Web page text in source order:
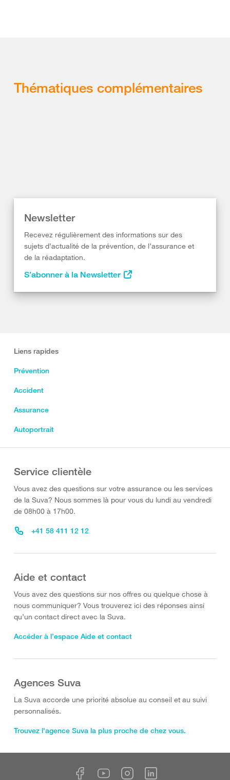
Thématiques complémentaires
Newsletter
Recevez régulièrement des informations sur des
sujets d’actualité de la prévention, de l’assurance et
de la réadaptation.
S’abonner à la Newsletter
Liens rapides
Prévention
Accident
Assurance
Autoportrait
Service clientèle
Vous avez des questions sur votre assurance ou les services
de la Suva? Nous sommes là pour vous du lundi au vendredi
de 08h00 à 17h00.
+41 58 411 12 12
Aide et contact
Vous avez des questions sur nos offres ou quelque chose à
nous communiquer? Vous trouverez ici des réponses ainsi
qu’un contact direct avec la Suva.
Accéder à l’espace Aide et contact
Agences Suva
La Suva accorde une priorité absolue au conseil et au suivi
personnalisés.
Trouvez l'agence Suva la plus proche de chez vous.